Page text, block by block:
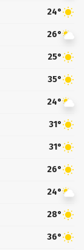
24°
26°
25°
35°
24°
31°
31°
26°
24°
28°
36°